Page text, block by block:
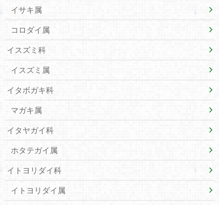
イサキ属
コロダイ属
イスズミ科
イスズミ属
イタボガキ科
マガキ属
イタヤガイ科
ホタテガイ属
イトヨリダイ科
イトヨリダイ属